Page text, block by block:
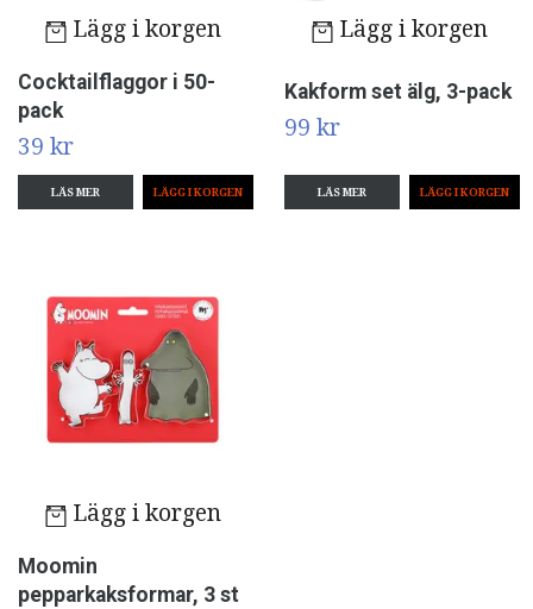
Lägg i korgen
Cocktailflaggor i 50-
pack
39 kr
LÄS MER
Lägg i korgen
Kakform set älg, 3-pack
99 kr
LÄS MER
Lägg i korgen
Moomin
pepparkaksformar, 3 st